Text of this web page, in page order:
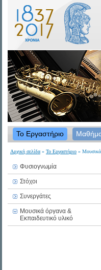
Το Εργαστήριο
Αρχική σελίδα » Το Εργαστήριο » Μουσικά
Φυσιογνωμία
Στόχοι
Συνεργάτες
Μουσικά όργανα &
Εκπαιδευτικό υλικό